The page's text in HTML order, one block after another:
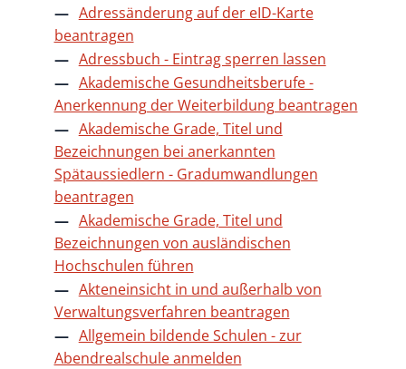
Adressänderung auf der eID-Karte
beantragen
Adressbuch - Eintrag sperren lassen
Akademische Gesundheitsberufe -
Anerkennung der Weiterbildung beantragen
Akademische Grade, Titel und
Bezeichnungen bei anerkannten
Spätaussiedlern - Gradumwandlungen
beantragen
Akademische Grade, Titel und
Bezeichnungen von ausländischen
Hochschulen führen
Akteneinsicht in und außerhalb von
Verwaltungsverfahren beantragen
Allgemein bildende Schulen - zur
Abendrealschule anmelden